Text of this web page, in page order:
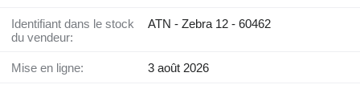
Identifiant dans le stock
du vendeur:
ATN - Zebra 12 - 60462
Mise en ligne: 3 août 2026